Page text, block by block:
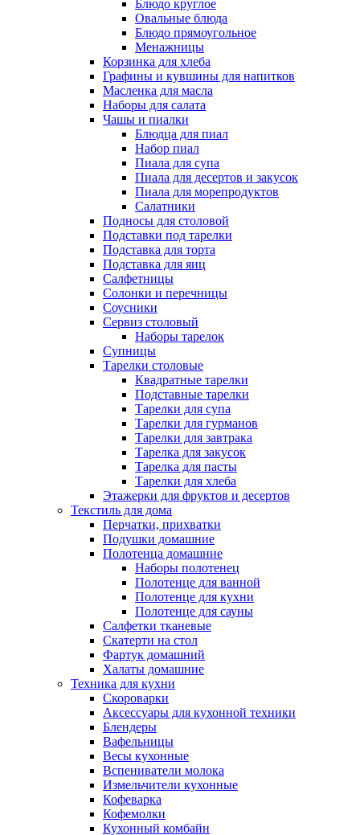
Блюдо круглое
Овальные блюда
Блюдо прямоугольное
Менажницы
Корзинка для хлеба
Графины и кувшины для напитков
Масленка для масла
Наборы для салата
Чашы и пиалки
Блюдца для пиал
Набор пиал
Пиала для супа
Пиала для десертов и закусок
Пиала для морепродуктов
Салатники
Подносы для столовой
Подставки под тарелки
Подставка для торта
Подставка для яиц
Салфетницы
Солонки и перечницы
Соусники
Сервиз столовый
Наборы тарелок
Супницы
Тарелки столовые
Квадратные тарелки
Подставные тарелки
Тарелки для супа
Тарелки для гурманов
Тарелки для завтрака
Тарелка для закусок
Тарелка для пасты
Тарелки для хлеба
Этажерки для фруктов и десертов
Текстиль для дома
Перчатки, прихватки
Подушки домашние
Полотенца домашние
Наборы полотенец
Полотенце для ванной
Полотенце для кухни
Полотенце для сауны
Салфетки тканевые
Скатерти на стол
Фартук домашний
Халаты домашние
Техника для кухни
Скороварки
Аксессуары для кухонной техники
Блендеры
Вафельницы
Весы кухонные
Вспениватели молока
Измельчители кухонные
Кофеварка
Кофемолки
Кухонный комбайн